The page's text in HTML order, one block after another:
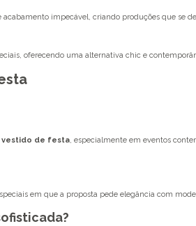
impecável, criando produções que
oferecendo uma alternativa chic e
vestido de festa, especialmente em eventos
em que a proposta pede elegância com